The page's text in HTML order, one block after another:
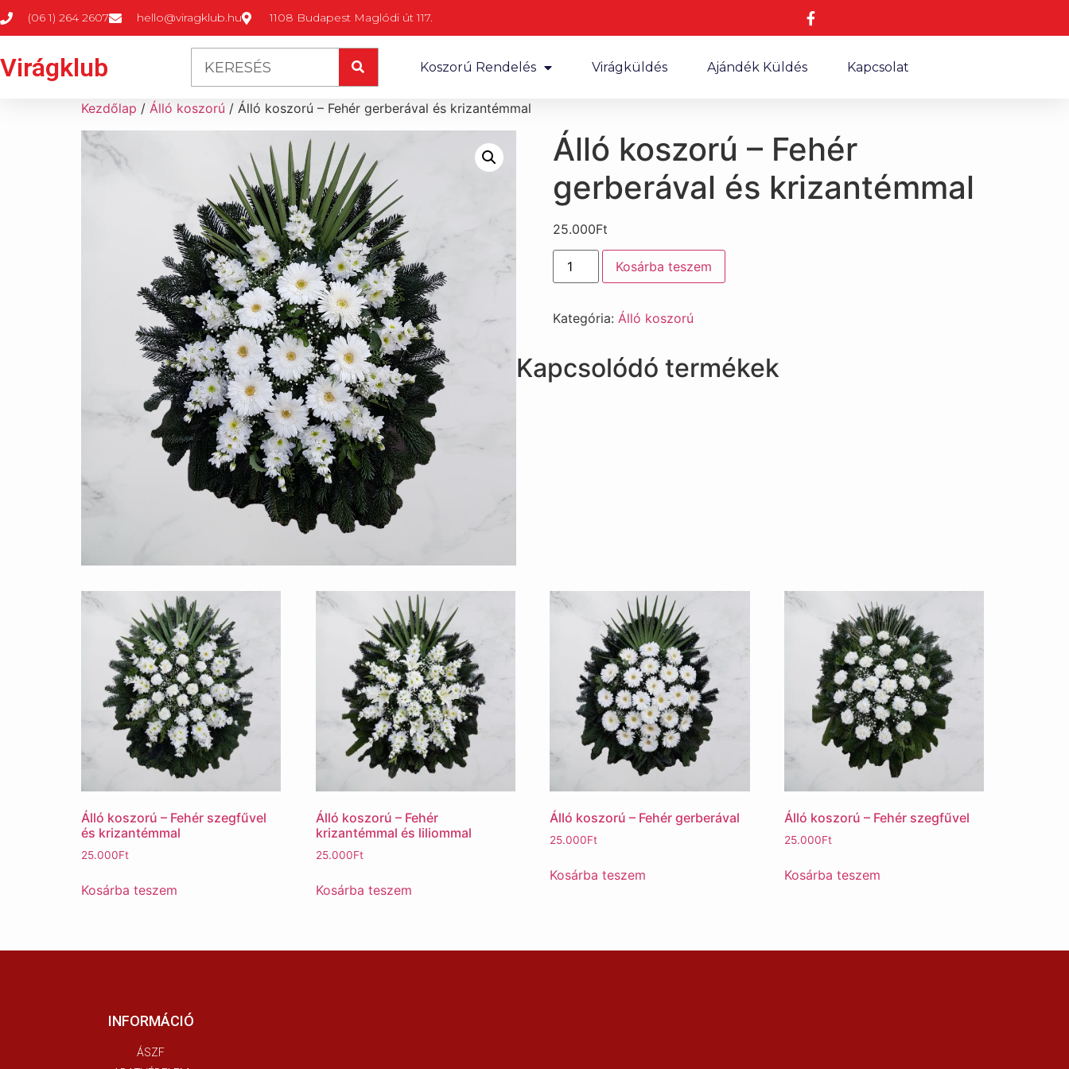
(06 1) 264 2607 hello@viragklub.hu 1108 Budapest Maglódi út 117.
Virágklub Koszorú Rendelés Virágküldés Ajándék Küldés Kapcsolat
Kezdőlap / Álló koszorú / Álló koszorú – Fehér gerberával és krizantémmal
Álló koszorú – Fehér
gerberával és krizantémmal
25.000Ft
Kosárba teszem
Kategória: Álló koszorú
Kapcsolódó termékek
Álló koszorú – Fehér szegfűvel
és krizantémmal
25.000Ft
Kosárba teszem
Álló koszorú – Fehér
krizantémmal és liliommal
25.000Ft
Kosárba teszem
Álló koszorú – Fehér gerberával
25.000Ft
Kosárba teszem
Álló koszorú – Fehér szegfűvel
25.000Ft
Kosárba teszem
INFORMÁCIÓ
ÁSZF